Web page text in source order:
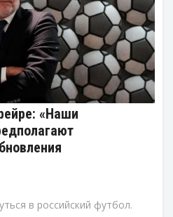
«Наши
в российский футбол.